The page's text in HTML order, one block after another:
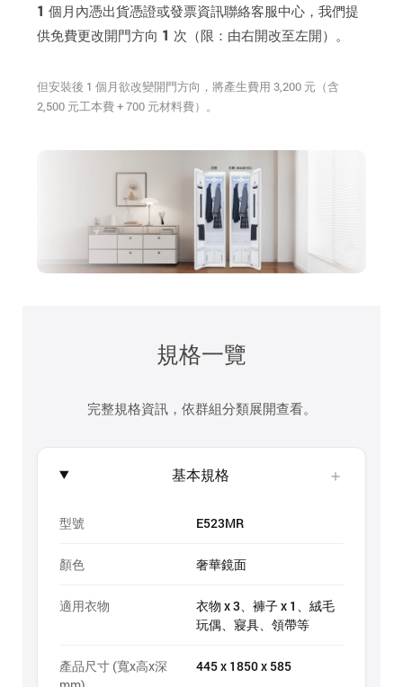
1 個月內憑出貨憑證或發票資訊聯絡客服中心，我們提
供免費更改開門方向 1 次 （限：由右開改至左開）。
但安裝後 1 個月欲改變開門方向，將產生費用 3,200 元（含
2,500 元工本費 + 700 元材料費）。
規格一覽
完整規格資訊，依群組分類展開查看。
基本規格 ＋
型號 E523MR
顏色 奢華鏡面
適用衣物
衣物 x 3、褲子 x 1、絨毛
玩偶、寢具、領帶等
產品尺寸 (寬x高x深
445 x 1850 x 585